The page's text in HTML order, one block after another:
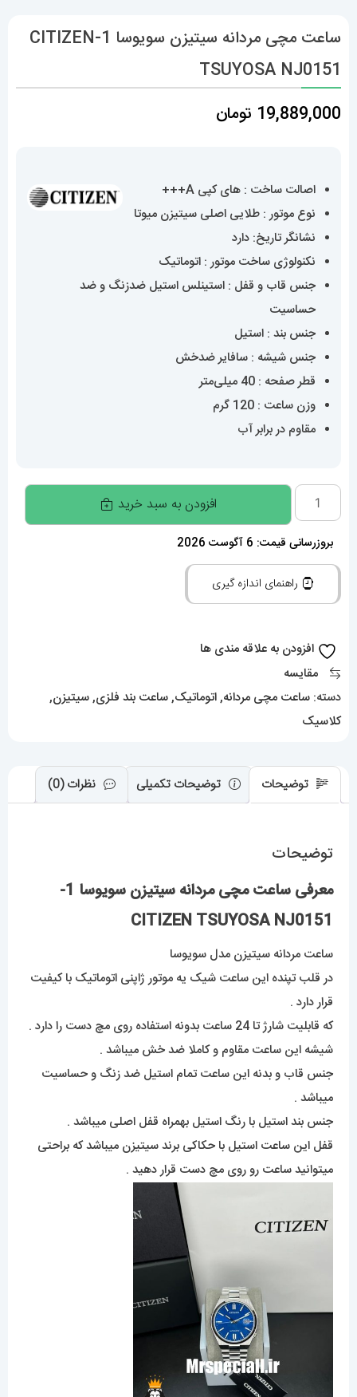
ساعت مچی مردانه سیتیزن سویوسا 1-CITIZEN
TSUYOSA NJ0151
19,889,000 تومان
اصالت ساخت : های کپی A+++
نوع موتور : طلایی اصلی سیتیزن میوتا
نشانگر تاریخ: دارد
نکنولوژی ساخت موتور : اتوماتیک
جنس قاب و قفل : استینلس استیل ضدزنگ و ضد
حساسیت
جنس بند : استیل
جنس شیشه : سافایر ضدخش
قطر صفحه : 40 میلی‌متر
وزن ساعت : 120 گرم
مقاوم در برابر آب
ساعت
مچی
مردانه
سیتیزن
سویوسا
CITIZEN
TSUYOSA
افزودن به سبد خرید
بروزرسانی قیمت: 6 آگوست 2026
راهنمای اندازه گیری
افزودن به علاقه مندی ها
مقایسه
دسته: ساعت مچی مردانه,اتوماتیک,ساعت بند فلزی,سیتیزن,
کلاسیک
توضیحات توضیحات تکمیلی نظرات (0)
توضیحات
معرفی ساعت مچی مردانه سیتیزن سویوسا 1-
CITIZEN TSUYOSA NJ0151
ساعت مردانه سیتیزن مدل سویوسا
در قلب تپنده این ساعت شیک یه موتور ژاپنی اتوماتیک با کیفیت
قرار دارد .
که قابلیت شارژ تا 24 ساعت بدونه استفاده روی مچ دست را دارد .
شیشه این ساعت مقاوم و کاملا ضد خش میباشد .
جنس قاب و بدنه این ساعت تمام استیل ضد زنگ و حساسیت
میباشد .
جنس بند استیل با رنگ استیل بهمراه قفل اصلی میباشد .
قفل این ساعت استیل با حکاکی برند سیتیزن میباشد که براحتی
میتوانید ساعت رو روی مچ دست قرار دهید .